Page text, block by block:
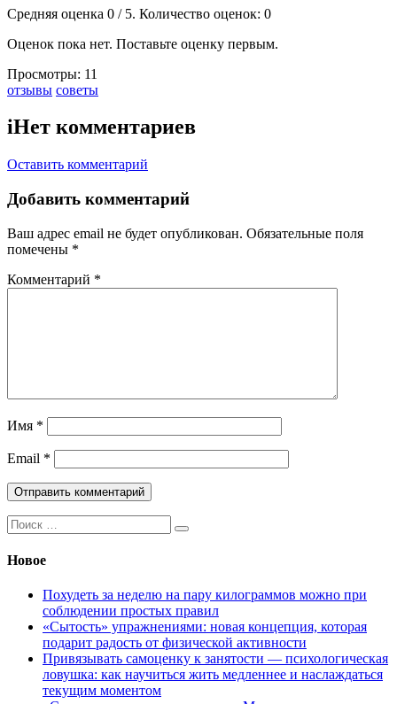
Средняя оценка 0 / 5. Количество оценок: 0
Оценок пока нет. Поставьте оценку первым.
Просмотры: 11
Тэги:
отзывы советы
iНет комментариев
Оставить комментарий
Добавить комментарий
Ваш адрес email не будет опубликован. Обязательные поля
помечены *
Комментарий *
Имя *
Email *
Поиск:
Новое
Похудеть за неделю на пару килограммов можно при
соблюдении простых правил
«Сытость» упражнениями: новая концепция, которая
подарит радость от физической активности
Привязывать самоценку к занятости — психологическая
ловушка: как научиться жить медленнее и наслаждаться
текущим моментом